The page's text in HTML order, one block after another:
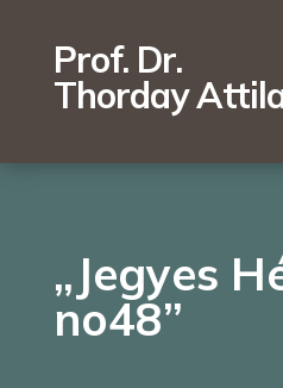
Prof. Dr.
Thorday
„Jegyes
no48”